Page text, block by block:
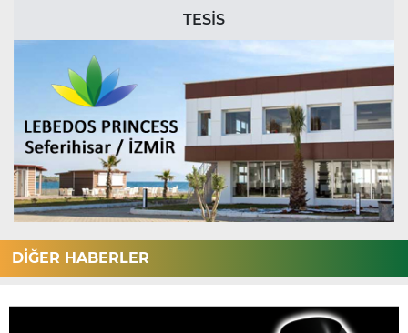
TESİS
DİĞER HABERLER